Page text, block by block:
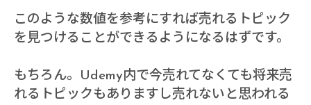
このような数値を参考にすれば売れるトピック
を見つけることができるようになるはずです。
もちろん。Udemy内で今売れてなくても将来売
れるトピックもありますし売れないと思われる